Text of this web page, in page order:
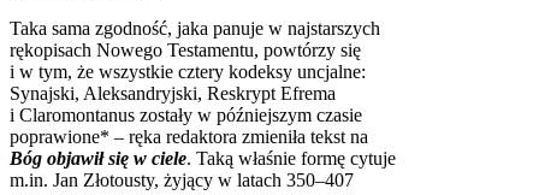
Taka sama zgodność, jaka panuje w najstarszych
rękopisach Nowego Testamentu, powtórzy się
i w tym, że wszystkie cztery kodeksy uncjalne:
Synajski, Aleksandryjski, Reskrypt Efrema
i Claromontanus zostały w późniejszym czasie
poprawione* – ręka redaktora zmieniła tekst na
Bóg objawił się w ciele. Taką właśnie formę cytuje
m.in. Jan Złotousty, żyjący w latach 350–407